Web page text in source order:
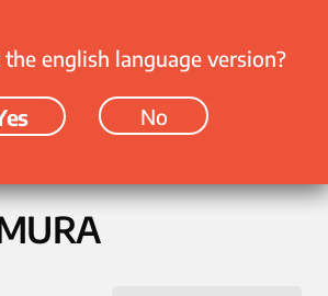
english language version?
No